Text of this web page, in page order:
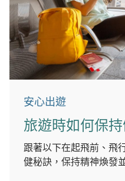
安心出遊
旅遊時如何保
跟著以下在起飛前、飛
健秘訣，保持精神煥發